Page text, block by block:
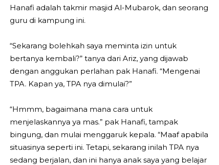
Hanafi adalah takmir masjid Al-Mubarok, dan seorang
guru di kampung ini.
“Sekarang bolehkah saya meminta izin untuk
bertanya kembali?” tanya dari Ariz, yang dijawab
dengan anggukan perlahan pak Hanafi. “Mengenai
TPA. Kapan ya, TPA nya dimulai?”
“Hmmm, bagaimana mana cara untuk
menjelaskannya ya mas.” pak Hanafi, tampak
bingung, dan mulai menggaruk kepala. “Maaf apabila
situasinya seperti ini. Tetapi, sekarang inilah TPA nya
sedang berjalan, dan ini hanya anak saya yang belajar